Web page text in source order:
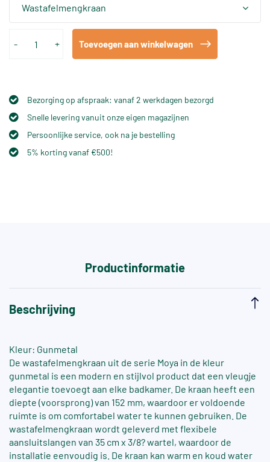
Wastafelmengkraan
- + Toevoegen aan winkelwagen
Bezorging op afspraak: vanaf 2 werkdagen bezorgd
Snelle levering vanuit onze eigen magazijnen
Persoonlijke service, ook na je bestelling
5% korting vanaf €500!
Productinformatie
Beschrijving
Kleur: Gunmetal
De wastafelmengkraan uit de serie Moya in de kleur
gunmetal is een modern en stijlvol product dat een vleugje
elegantie toevoegt aan elke badkamer. De kraan heeft een
diepte (voorsprong) van 152 mm, waardoor er voldoende
ruimte is om comfortabel water te kunnen gebruiken. De
wastafelmengkraan wordt geleverd met flexibele
aansluitslangen van 35 cm x 3/8? wartel, waardoor de
installatie eenvoudig is. De kraan kan warm en koud water